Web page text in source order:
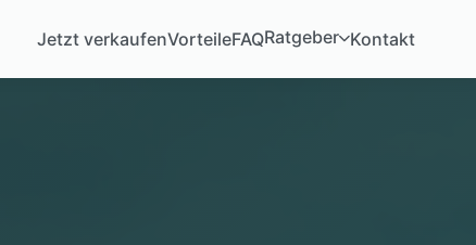
Jetzt verkaufenVorteileFAQRatgeber Kontakt